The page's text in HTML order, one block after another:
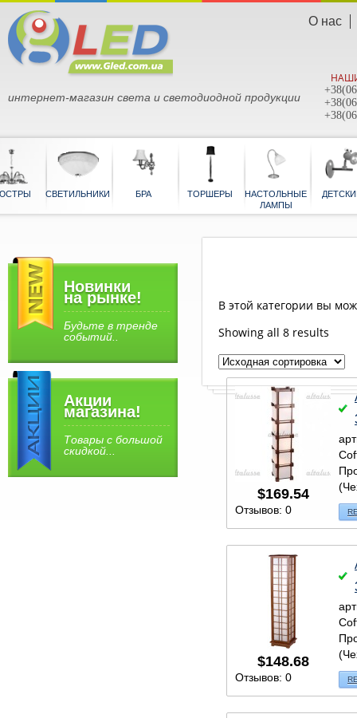
интернет-магазин света и светодиодной продукции
О нас
СВЕТИЛЬНИКИ БРА ТОРШЕРЫ НАСТОЛЬНЫЕ
В этой категории вы
Showing all 8 results
$169.54
Отзывов: 0
$148.68
Отзывов: 0
Новинки
на рынке!
Будьте в тренде
событий..
Акции
магазина!
Товары с большой
скидкой...